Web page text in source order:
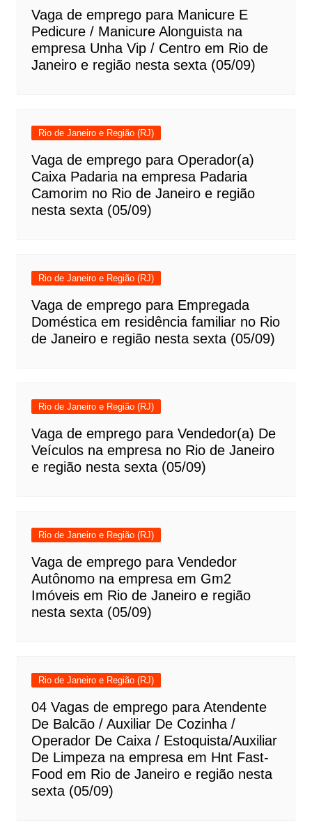
Vaga de emprego para Manicure E
Pedicure / Manicure Alonguista na
empresa Unha Vip / Centro em Rio de
Janeiro e região nesta sexta (05/09)
Rio de Janeiro e Região (RJ)
Vaga de emprego para Operador(a)
Caixa Padaria na empresa Padaria
Camorim no Rio de Janeiro e região
nesta sexta (05/09)
Rio de Janeiro e Região (RJ)
Vaga de emprego para Empregada
Doméstica em residência familiar no Rio
de Janeiro e região nesta sexta (05/09)
Rio de Janeiro e Região (RJ)
Vaga de emprego para Vendedor(a) De
Veículos na empresa no Rio de Janeiro
e região nesta sexta (05/09)
Rio de Janeiro e Região (RJ)
Vaga de emprego para Vendedor
Autônomo na empresa em Gm2
Imóveis em Rio de Janeiro e região
nesta sexta (05/09)
Rio de Janeiro e Região (RJ)
04 Vagas de emprego para Atendente
De Balcão / Auxiliar De Cozinha /
Operador De Caixa / Estoquista/Auxiliar
De Limpeza na empresa em Hnt Fast-
Food em Rio de Janeiro e região nesta
sexta (05/09)